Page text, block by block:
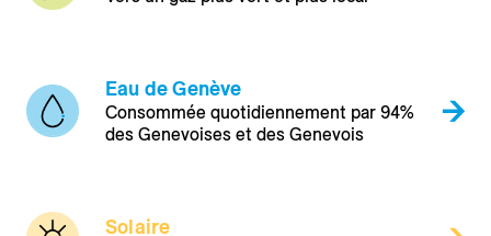
Eau de Genève
Consommée quotidiennement par 94%
des Genevoises et des Genevois
Solaire